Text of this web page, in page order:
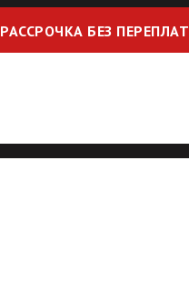
РАССРОЧКА БЕЗ ПЕРЕПЛАТ